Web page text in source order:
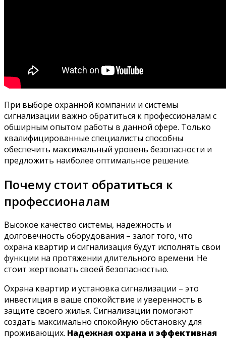
При выборе охранной компании и системы
сигнализации важно обратиться к профессионалам с
обширным опытом работы в данной сфере. Только
квалифицированные специалисты способны
обеспечить максимальный уровень безопасности и
предложить наиболее оптимальное решение.
Почему стоит обратиться к
профессионалам
Высокое качество системы, надежность и
долговечность оборудования – залог того, что
охрана квартир и сигнализация будут исполнять свои
функции на протяжении длительного времени. Не
стоит жертвовать своей безопасностью.
Охрана квартир и установка сигнализации – это
инвестиция в ваше спокойствие и уверенность в
защите своего жилья. Сигнализации помогают
создать максимально спокойную обстановку для
проживающих. Надежная охрана и эффективная